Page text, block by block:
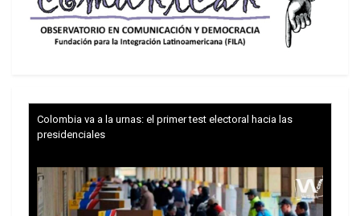
México lo ha dicho: un nuevo liderazgo, una nueva
Colombia va a la urnas: el primer test electoral hacia las
presidenciales